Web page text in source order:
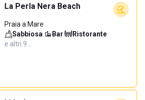
La Perla Nera Beach
Praia a Mare
Sabbiosa· Bar· Ristorante·
e altri 9…